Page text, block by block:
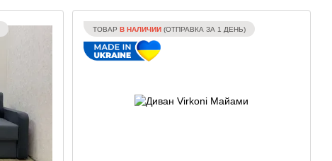
ТОВАРВ НАЛИЧИИ (ОТПРАВКА ЗА 1 ДЕНЬ)